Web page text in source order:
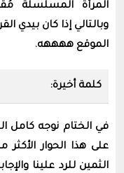
المرأة المسلسلة
وبالتالي إذا كان
الموقع ههههه.
كلمة أخيرة:
في الختام نوجه كامل
على هذا الحوار
الثمين للرد علينا